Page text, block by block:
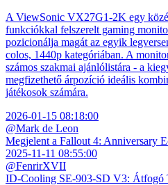
A ViewSonic VX27G1-2K egy
funkciókkal felszerelt gaming
pozicionálja magát az egyik
colos, 1440p kategóriában. A
számos szakmai ajánlólistára - a
megfizethető árpozíció ideális
játékosok számára.
2026-01-15 08:18:00
@Mark de Leon
Megjelent a Fallout 4: Anniversary
2025-11-11 08:55:00
@FenrirXVII
ID-Cooling SE-903-SD V3: Átfogó